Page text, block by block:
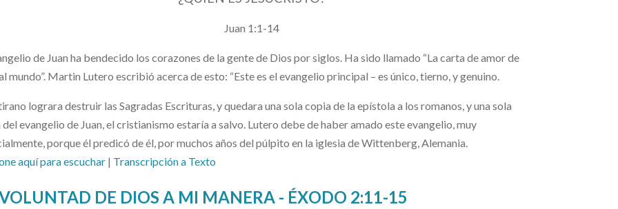
Juan 1:1-14
de Juan ha bendecido los corazones de la gente de Dios por siglos. Ha sido llamado “La carta de amor de
mundo”. Martin Lutero escribió acerca de esto: “Este es el evangelio principal – es único, tierno, y genuino.
lograra destruir las Sagradas Escrituras, y quedara una sola copia de la epístola a los romanos, y una sola
evangelio de Juan, el cristianismo estaría a salvo. Lutero debe de haber amado este evangelio, muy
porque él predicó de él, por muchos años del púlpito en la iglesia de Wittenberg, Alemania.
aquí para escuchar | Transcripción a Texto
DE DIOS A MI MANERA - ÉXODO 2:11-15